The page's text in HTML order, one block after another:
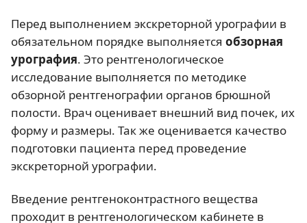
Перед выполнением экскреторной урографии в
обязательном порядке выполняется обзорная
урография. Это рентгенологическое
исследование выполняется по методике
обзорной рентгенографии органов брюшной
полости. Врач оценивает внешний вид почек, их
форму и размеры. Так же оценивается качество
подготовки пациента перед проведение
экскреторной урографии.
Введение рентгеноконтрастного вещества
проходит в рентгенологическом кабинете в